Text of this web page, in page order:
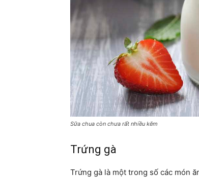
Sữa chua còn chưa rất nhiều kẽm
Trứng gà
Trứng gà là một trong số các món